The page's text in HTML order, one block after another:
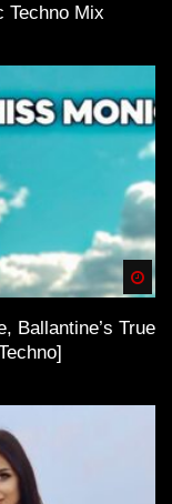
Techno Mix
Ballantine’s True